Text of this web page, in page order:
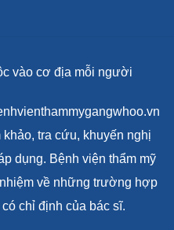
vào cơ địa mỗi người
tra cứu, khuyến nghị
dụng. Bệnh viện thẩm mỹ
về những trường hợp
chỉ định của bác sĩ.